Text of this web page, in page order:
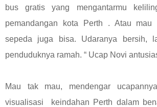
bus gratis yang mengantarmu
pemandangan kota Perth . Atau
sepeda juga bisa. Udaranya bersih,
penduduknya ramah. “ Ucap Novi
Mau tak mau, mendengar
visualisasi keindahan Perth dalam